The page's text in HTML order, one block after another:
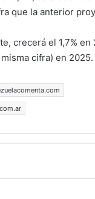
que la anterior
crecerá el 1,7%
misma cifra) en 2025.